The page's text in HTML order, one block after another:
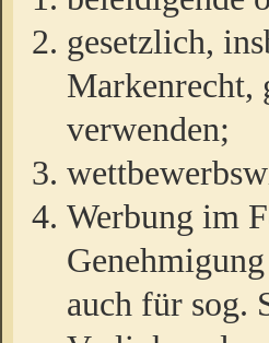
gesetzlich,
Markenrecht,
verwenden;
Werbung im
auch für sog.